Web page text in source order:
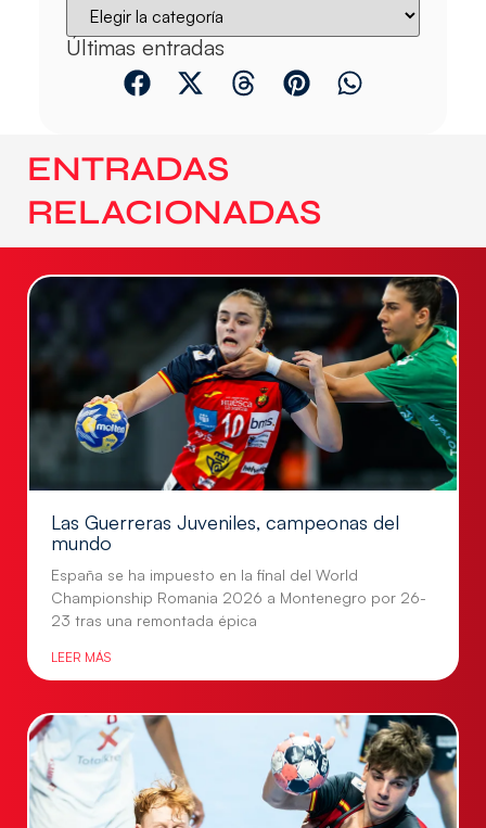
Últimas entradas
ENTRADAS
RELACIONADAS
Las Guerreras Juveniles, campeonas del
mundo
España se ha impuesto en la final del World
Championship Romania 2026 a Montenegro por 26-
23 tras una remontada épica
LEER MÁS